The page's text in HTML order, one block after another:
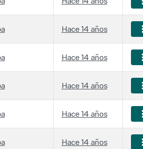
Hace 14 años
Hace 14 años
Hace 14 años
Hace 14 años
Hace 14 años